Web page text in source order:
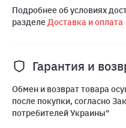
Подробнее об условиях
разделеДоставка и оплата
Гарантия и
Обмен и возврат товара
после покупки, согласно
потребителей Украины"